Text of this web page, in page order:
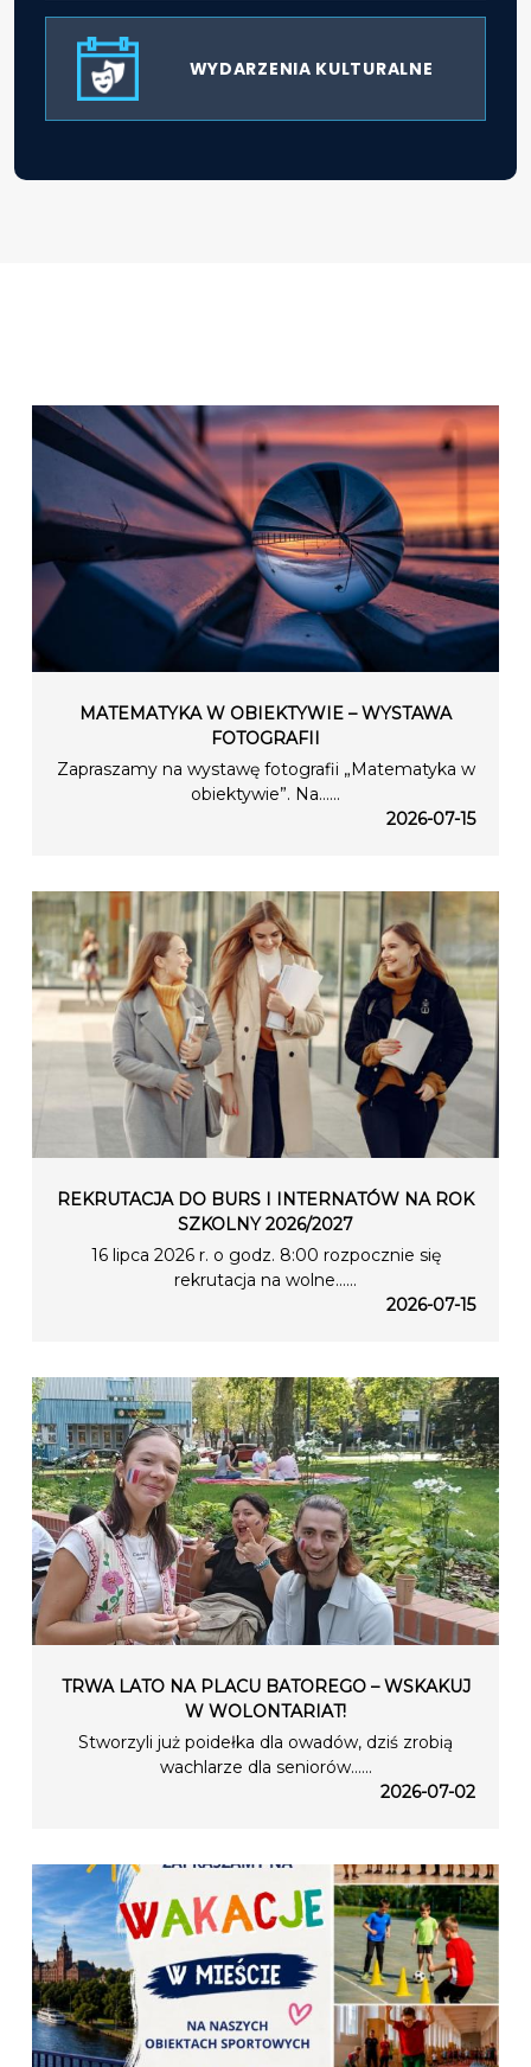
WYDARZENIA KULTURALNE
MATEMATYKA W OBIEKTYWIE – WYSTAWA
FOTOGRAFII
Zapraszamy na wystawę fotografii „Matematyka w
obiektywie”. Na…...
2026-07-15
REKRUTACJA DO BURS I INTERNATÓW NA ROK
SZKOLNY 2026/2027
16 lipca 2026 r. o godz. 8:00 rozpocznie się
rekrutacja na wolne…...
2026-07-15
TRWA LATO NA PLACU BATOREGO – WSKAKUJ
W WOLONTARIAT!
Stworzyli już poidełka dla owadów, dziś zrobią
wachlarze dla seniorów…...
2026-07-02